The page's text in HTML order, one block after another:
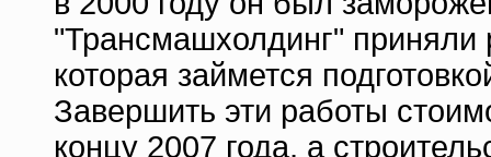
"Трансмашхолдинг"
которая займется
Завершить эти работы
концу 2007 года, а